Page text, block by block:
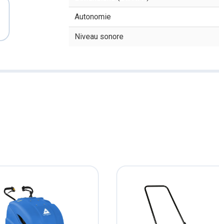
Autonomie
Niveau sonore